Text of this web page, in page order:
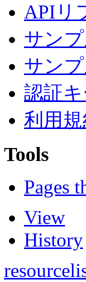
APIリ
サン
サン
認証
利用
Tools
Pages
View
History